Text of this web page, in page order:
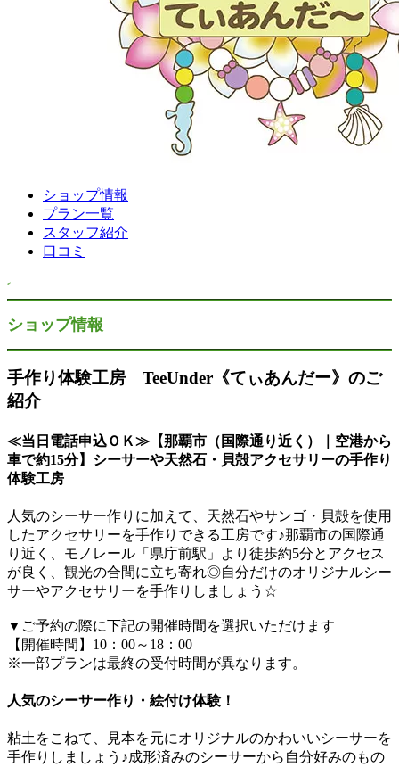
ショップ情報
プラン一覧
スタッフ紹介
口コミ
ショップ情報
手作り体験工房 TeeUnder《てぃあんだー》のご
紹介
≪当日電話申込ＯＫ≫【那覇市（国際通り近く）｜空港から
車で約15分】シーサーや天然石・貝殻アクセサリーの手作り
体験工房
人気のシーサー作りに加えて、天然石やサンゴ・貝殻を使用
したアクセサリーを手作りできる工房です♪那覇市の国際通
り近く、モノレール「県庁前駅」より徒歩約5分とアクセス
が良く、観光の合間に立ち寄れ◎自分だけのオリジナルシー
サーやアクセサリーを手作りしましょう☆
▼ご予約の際に下記の開催時間を選択いただけます
【開催時間】10：00～18：00
※一部プランは最終の受付時間が異なります。
人気のシーサー作り・絵付け体験！
粘土をこねて、見本を元にオリジナルのかわいいシーサーを
手作りしましょう♪成形済みのシーサーから自分好みのもの